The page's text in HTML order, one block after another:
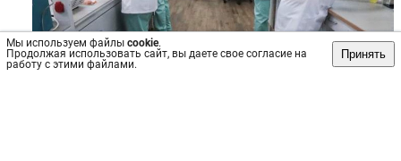
Мы используем файлы cookie.
Продолжая использовать сайт, вы даете свое согласие на
работу с этими файлами.
Принять